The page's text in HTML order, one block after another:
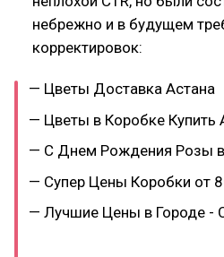
небрежно и в будущем
корректировок:
— Цветы Доставка Астана
— Цветы в Коробке Купить
— С Днем Рождения Розы
— Супер Цены Коробки от
— Лучшие Цены в Городе -